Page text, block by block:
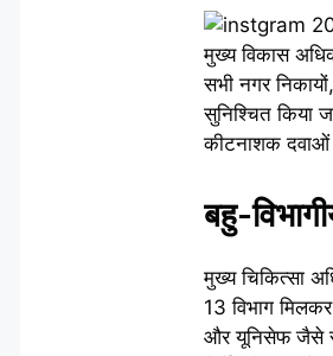
मुख्य विकास
सभी नगर
सुनिश्चित किया
कीटनाशक दवाओं
बहु-
मुख्य चिकित्सा
13 विभाग
और यूनिसेफ जैसे